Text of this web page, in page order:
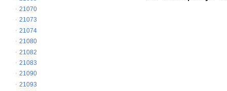
21070
21073
21074
21080
21082
21083
21090
21093